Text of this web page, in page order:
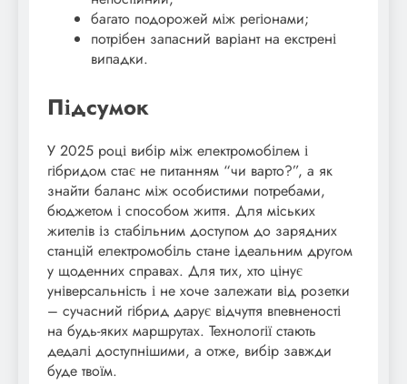
багато подорожей між регіонами;
потрібен запасний варіант на екстрені
випадки.
Підсумок
У 2025 році вибір між електромобілем і
гібридом стає не питанням “чи варто?”, а як
знайти баланс між особистими потребами,
бюджетом і способом життя. Для міських
жителів із стабільним доступом до зарядних
станцій електромобіль стане ідеальним другом
у щоденних справах. Для тих, хто цінує
універсальність і не хоче залежати від розетки
– сучасний гібрид дарує відчуття впевненості
на будь-яких маршрутах. Технології стають
дедалі доступнішими, а отже, вибір завжди
буде твоїм.